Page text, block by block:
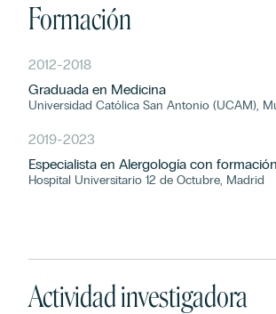
Formación
2012-2018
Graduada en Medicina
Universidad Católica San Antonio (UCAM),
2019-2023
Especialista en Alergología con
Hospital Universitario 12 de Octubre, Madrid
Actividad investigadora